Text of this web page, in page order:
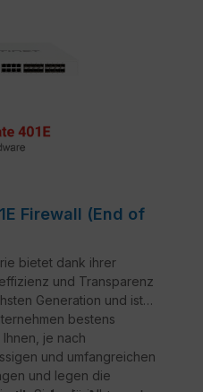
Firewall (End of
bietet dank ihrer
und Transparenz
Generation und ist
bestens
je nach
und umfangreichen
und legen die